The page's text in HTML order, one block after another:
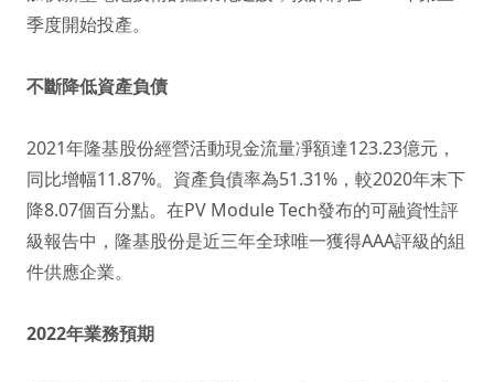
季度開始投產。
不斷降低資產負債
2021年隆基股份經營活動現金流量凈額達123.23億元，
同比增幅11.87%。資產負債率為51.31%，較2020年末下
降8.07個百分點。在PV Module Tech發布的可融資性評
級報告中，隆基股份是近三年全球唯一獲得AAA評級的組
件供應企業。
2022年業務預期